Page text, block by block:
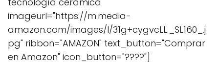
imageurl="https://m.media-
amazon.com/images/I/31g+cygvcLL._SL160_.j
pg" ribbon="AMAZON" text_button="Comprar
en Amazon" icon_button="????"]